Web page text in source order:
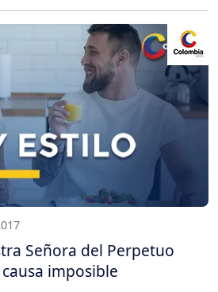
Señora del Perpetuo
imposible